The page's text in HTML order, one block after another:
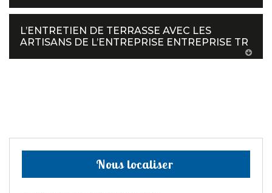
L’ENTRETIEN DE TERRASSE AVEC LES
ARTISANS DE L’ENTREPRISE ENTREPRISE TR
Nous localiser